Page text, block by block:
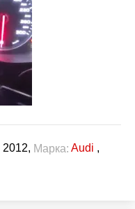
2012, Марка: Audi ,